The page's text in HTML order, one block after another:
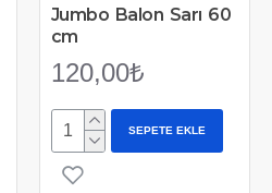
Jumbo Balon Sarı 60
cm
120,00₺
SEPETE EKLE